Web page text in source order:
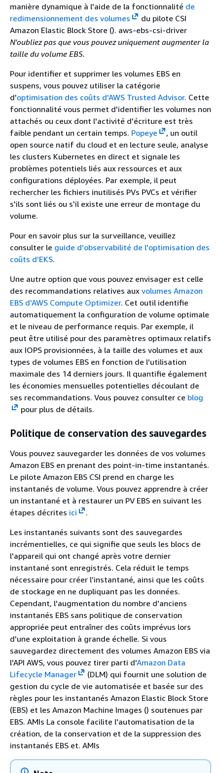
manière dynamique à l'aide de la fonctionnalité de
redimensionnement des volumes
du pilote CSI
Amazon Elastic Block Store (). aws-ebs-csi-driver
N'oubliez pas que vous pouvez uniquement augmenter la
taille du volume EBS.
Pour identifier et supprimer les volumes EBS en
suspens, vous pouvez utiliser la catégorie
d'optimisation des coûts d'AWS Trusted Advisor. Cette
fonctionnalité vous permet d'identifier les volumes non
attachés ou ceux dont l'activité d'écriture est très
faible pendant un certain temps. Popeye
, un outil
open source natif du cloud et en lecture seule, analyse
les clusters Kubernetes en direct et signale les
problèmes potentiels liés aux ressources et aux
configurations déployées. Par exemple, il peut
rechercher les fichiers inutilisés PVs PVCs et vérifier
s'ils sont liés ou s'il existe une erreur de montage du
volume.
Pour en savoir plus sur la surveillance, veuillez
consulter le guide d'observabilité de l'optimisation des
coûts d'EKS.
Une autre option que vous pouvez envisager est celle
des recommandations relatives aux volumes Amazon
EBS d'AWS Compute Optimizer. Cet outil identifie
automatiquement la configuration de volume optimale
et le niveau de performance requis. Par exemple, il
peut être utilisé pour des paramètres optimaux relatifs
aux IOPS provisionnées, à la taille des volumes et aux
types de volumes EBS en fonction de l'utilisation
maximale des 14 derniers jours. Il quantifie également
les économies mensuelles potentielles découlant de
ses recommandations. Vous pouvez consulter ce blog
pour plus de détails.
Politique de conservation des sauvegardes
Vous pouvez sauvegarder les données de vos volumes
Amazon EBS en prenant des point-in-time instantanés.
Le pilote Amazon EBS CSI prend en charge les
instantanés de volume. Vous pouvez apprendre à créer
un instantané et à restaurer un PV EBS en suivant les
étapes décrites ici
.
Les instantanés suivants sont des sauvegardes
incrémentielles, ce qui signifie que seuls les blocs de
l'appareil qui ont changé après votre dernier
instantané sont enregistrés. Cela réduit le temps
nécessaire pour créer l’instantané, ainsi que les coûts
de stockage en ne dupliquant pas les données.
Cependant, l'augmentation du nombre d'anciens
instantanés EBS sans politique de conservation
appropriée peut entraîner des coûts imprévus lors
d'une exploitation à grande échelle. Si vous
sauvegardez directement des volumes Amazon EBS via
l'API AWS, vous pouvez tirer parti d'Amazon Data
Lifecycle Manager
(DLM) qui fournit une solution de
gestion du cycle de vie automatisée et basée sur des
règles pour les instantanés Amazon Elastic Block Store
(EBS) et les Amazon Machine Images () soutenues par
EBS. AMIs La console facilite l'automatisation de la
création, de la conservation et de la suppression des
instantanés EBS et. AMIs